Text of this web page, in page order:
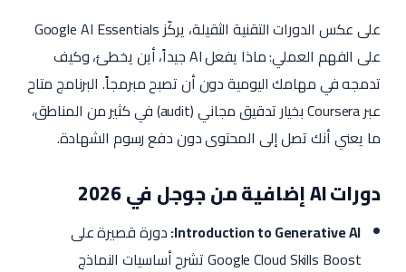
على عكس الدورات التقنية الثقيلة، يركّز Google AI Essentials
على الفهم العملي: ماذا يفعل AI جيداً، أين يخطئ، وكيف
تدمجه في مهامك اليومية دون أن تصبح مبرمجاً. البرنامج متاح
عبر Coursera بخيار تدقيق مجاني (audit) في كثير من المناطق،
ما يعني أنك تصل إلى المحتوى دون دفع رسوم الشهادة.
دورات AI إضافية من جوجل في 2026
Introduction to Generative AI: دورة قصيرة على
Google Cloud Skills Boost تشرح أساسيات النماذج